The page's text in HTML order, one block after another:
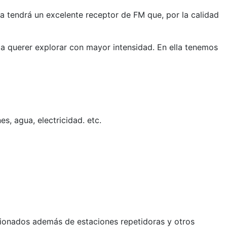
tendrá un excelente receptor de FM que, por la calidad
querer explorar con mayor intensidad. En ella tenemos
agua, electricidad. etc.
además de estaciones repetidoras y otros